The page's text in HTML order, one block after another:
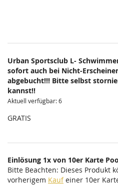
Urban Sportsclub L-
sofort auch bei Nicht-
abgebucht!!! Bitte selbst
kannst!!
Aktuell verfügbar: 6
GRATIS
Einlösung 1x von 10er Karte
Bitte Beachten: Dieses Produkt
vorherigem Kaufeiner 10er